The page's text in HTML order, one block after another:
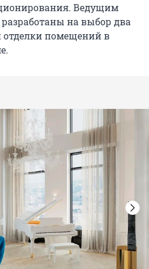
Ведущим
на выбор два
отделки помещений в